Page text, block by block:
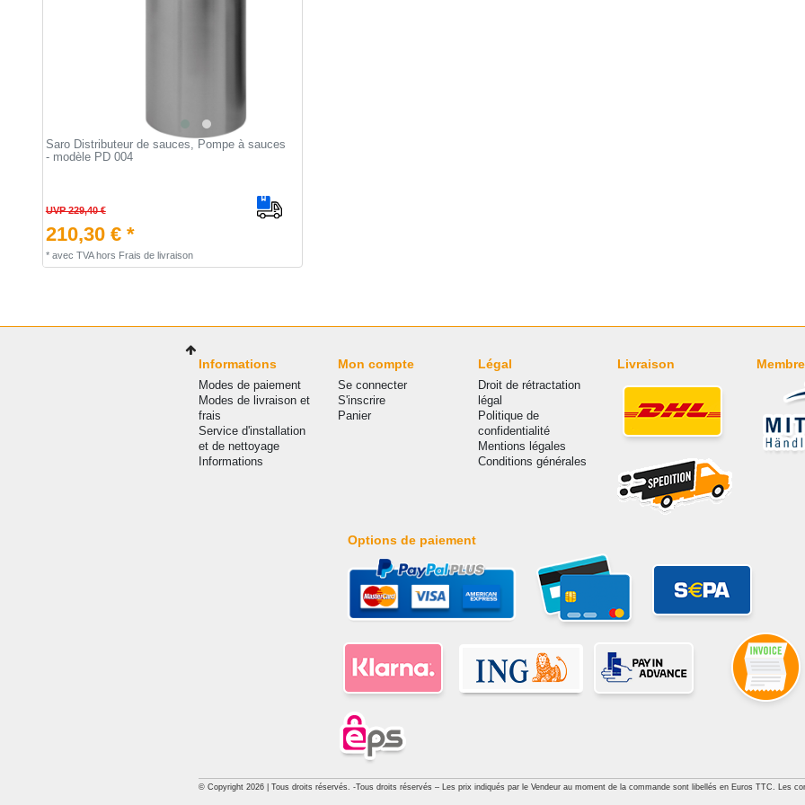
Saro Distributeur de sauces, Pompe à sauces
- modèle PD 004
UVP 229,40 €
210,30 € *
* avec TVAhors Frais de livraison
Informations
Modes de paiement
Modes de livraison et
frais
Service d'installation
et de nettoyage
Informations
Mon compte
Se connecter
S'inscrire
Panier
Légal
Droit de rétractation
légal
Politique de
confidentialité
Mentions légales
Conditions générales
Livraison
Options de paiement
© Copyright 2026 | Tous droits réservés. -Tous droits réservés – Les prix indiqués par le Vendeur au moment de la commande sont libellés en Euros TTC. Les